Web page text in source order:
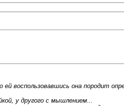
воспользовавшись она породит
у другого с мышлением...